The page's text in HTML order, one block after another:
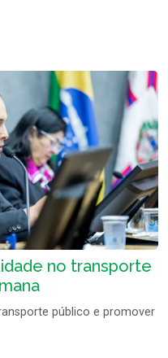
no transporte
público e promover